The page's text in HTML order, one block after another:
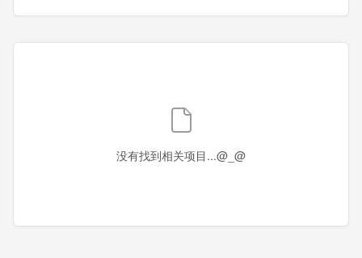
浙江省
安徽省 湖北省 江苏省
河南省
河北省
黑龙江 内蒙古 新疆
甘肃省
台湾
没有找到相关项目...@_@